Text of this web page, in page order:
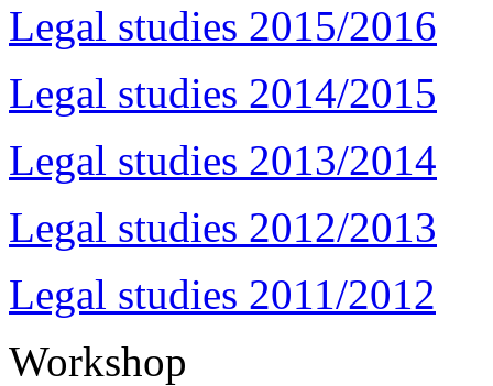
Legal studies 2015/2016
Legal studies 2014/2015
Legal studies 2013/2014
Legal studies 2012/2013
Legal studies 2011/2012
Workshop